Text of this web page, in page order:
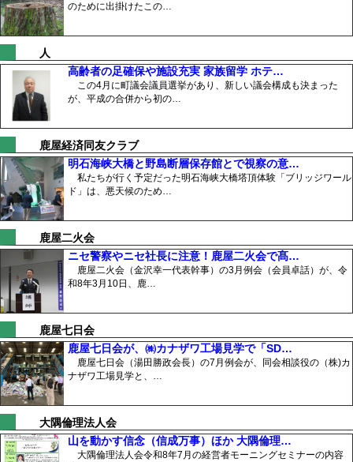
のために出掛けたこの…
人
高齢者の足確保や施設充実 家族留学 ホテ…
この4月に町議会議員選挙があり、新しい議会構成も決まった
が、平成の合併から初の…
鹿屋経済同友クラブ
明石海峡大橋と野島断層保存館とで視察の意…
私たちが行く予定だった明石海峡大橋塔頂体験「ブリッジワール
ド」は、悪天候のため…
鹿屋二火会
ニセ警察やニセ社長に注意！鹿屋二火会で髙…
鹿屋二火会（金沢幸一代表幹事）の3月例会（会員卓話）が、令
和8年3月10日、鹿…
鹿屋七日会
鹿屋七日会が、㈱カナザワ工場見学で「SD…
鹿屋七日会（湯田勝政会長）の7月例会が、同会相談役の（株)カ
ナザワ工場見学と、…
大隅倫理法人会
山を動かす信念（信成万事）ほか 大隅倫理…
大隅倫理法人会令和8年7月の経営者モーニングセミナーの内容